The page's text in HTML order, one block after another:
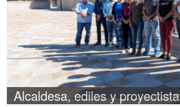
Alcaldesa, ediles y proyectista